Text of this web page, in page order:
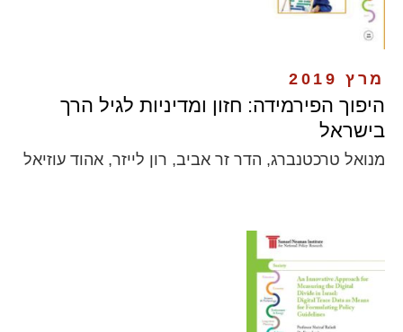
מרץ 2019
היפוך הפירמידה: חזון ומדיניות לגיל הרך
בישראל
מנואל טרכטנברג, הדר זר אביב, רון לייזר, אהוד עוזיאל